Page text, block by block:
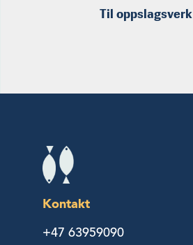
Til oppslagsverk
Kontakt
+47 63959090